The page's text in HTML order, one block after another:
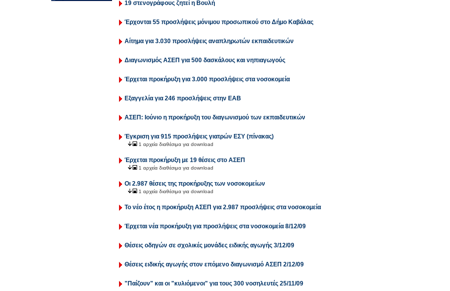
19 στενογράφους ζητεί η Βουλή
Έρχονται 55 προσλήψεις μόνιμου προσωπικού στο Δήμο Καβάλας
Αίτημα για 3.030 προσλήψεις αναπληρωτών εκπαιδευτικών
Διαγωνισμός ΑΣΕΠ για 500 δασκάλους και νηπιαγωγούς
Έρχεται προκήρυξη για 3.000 προσλήψεις στα νοσοκομεία
Εξαγγελία για 246 προσλήψεις στην ΕΑΒ
ΑΣΕΠ: Ιούνιο η προκήρυξη του διαγωνισμού των εκπαιδευτικών
Έγκριση για 915 προσλήψεις γιατρών ΕΣΥ (πίνακας)
1 αρχεία διαθέσιμα για download
Έρχεται προκήρυξη με 19 θέσεις στο ΑΣΕΠ
1 αρχεία διαθέσιμα για download
Οι 2.987 θέσεις της προκήρυξης των νοσοκομείων
1 αρχεία διαθέσιμα για download
Το νέο έτος η προκήρυξη ΑΣΕΠ για 2.987 προσλήψεις στα νοσοκομεία
Έρχεται νέα προκήρυξη για προσλήψεις στα νοσοκομεία 8/12/09
Θέσεις οδηγών σε σχολικές μονάδες ειδικής αγωγής 3/12/09
Θέσεις ειδικής αγωγής στον επόμενο διαγωνισμό ΑΣΕΠ 2/12/09
"Παίζουν" και οι "κυλιόμενοι" για τους 300 νοσηλευτές 25/11/09